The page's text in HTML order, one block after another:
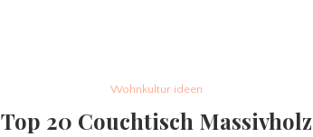
Wohnkultur ideen
Top 20 Couchtisch Massivholz